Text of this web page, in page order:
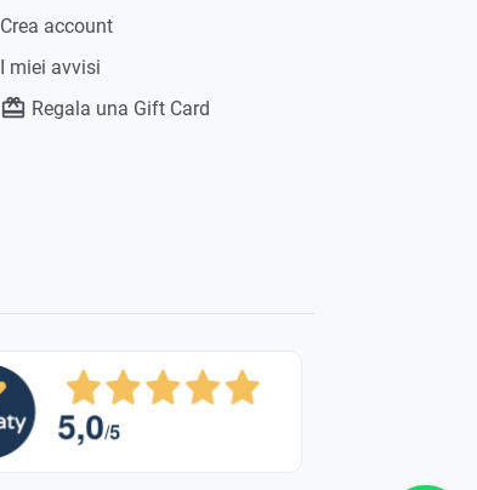
Crea account
I miei avvisi
Regala una Gift Card